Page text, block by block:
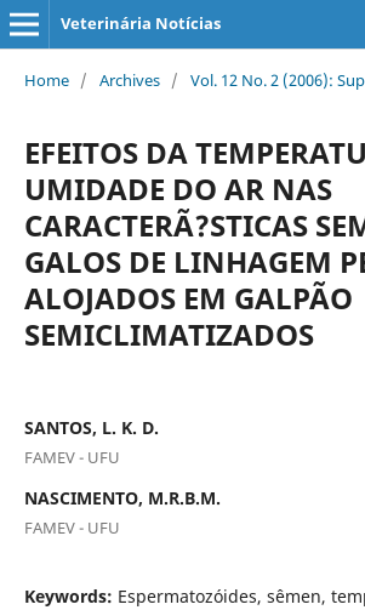
Veterinária Notícias
Home / Archives / Vol. 12 No. 2 (2006):
EFEITOS DA
UMIDADE DO AR NAS
CARACTERÃ?STICAS
GALOS DE LINHAGEM
ALOJADOS EM GALPÃO
SEMICLIMATIZADOS
SANTOS, L. K. D.
FAMEV - UFU
NASCIMENTO, M.R.B.M.
FAMEV - UFU
Keywords: Espermatozóides, sêmen,